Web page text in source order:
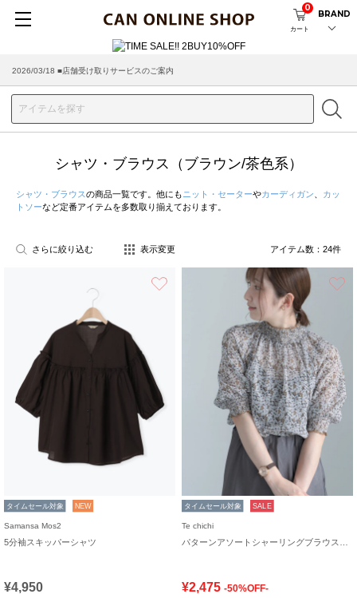
カート
0
BRAND
2026/08/04 ■8/13(木)AM2:00～サイトメンテナンス実施のお知らせ
2026/03/18 ■店舗受け取りサービスのご案内
シャツ・ブラウス（ブラウン/茶色系）
シャツ・ブラウスの商品一覧です。他にも ニット・セーターやカーディガン
カッ
トソーなど定番アイテムを多数取り揃えております。
さらに絞り込む 表示変更 アイテム数： 24件
タイムセール対象 NEW
Samansa Mos2
5分袖スキッパーシャツ
¥4,950
タイムセール対象 SALE
Te chichi
¥2,475 -50%OFF-